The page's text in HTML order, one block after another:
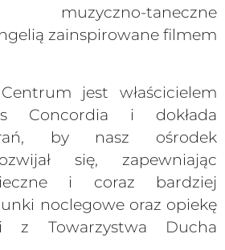
muzyczno-taneczne
zainspirowane filmem
jest właścicielem
Concordia i dokłada
by nasz ośrodek
się, zapewniając
i coraz bardziej
noclegowe oraz opiekę
z Towarzystwa Ducha